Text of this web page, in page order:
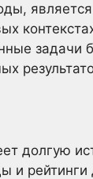
задачи
долгую
и рейтинги